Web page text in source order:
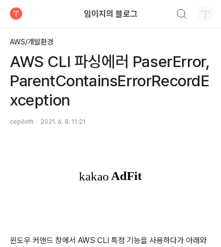
임이지의 블로그
AWS/개발환경
AWS CLI 파싱에러 PaserError,
ParentContainsErrorRecordE
xception
cepiloth 2021. 6. 8. 11:21
윈도우 커맨드 창에서 AWS CLI 특정 기능을 사용하다가 아래와